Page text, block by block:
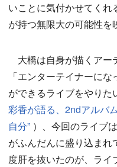
いことに気付かせてくれ
が持つ無限大の可能性を
大橋は自身が描くアー
「エンターテイナーに
ができるライブをやりた
彩香が語る、2ndアルバ
自分” ）、今回のライブ
がふんだんに盛り込ま
度肝を抜いたのが、ライ